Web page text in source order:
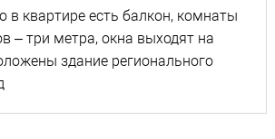
в квартире есть балкон, комнаты
– три метра, окна выходят на
здание регионального